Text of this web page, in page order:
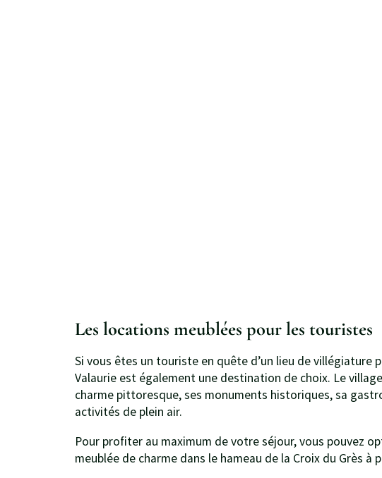
Les locations meublées pour les touristes
Si vous êtes un touriste en quête d’un lieu de villégiature
Valaurie est également une destination de choix. Le
charme pittoresque, ses monuments historiques, sa
activités de plein air.
Pour profiter au maximum de votre séjour, vous pouvez
meublée de charme dans le hameau de la Croix du Grès à